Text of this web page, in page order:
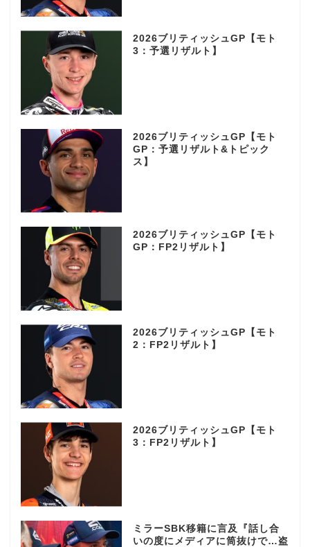
2026ブリティッシュGP【モト
3：予選リザルト】
2026ブリティッシュGP【モト
GP：予選リザルト&トピック
ス】
2026ブリティッシュGP【モト
GP：FP2リザルト】
2026ブリティッシュGP【モト
2：FP2リザルト】
2026ブリティッシュGP【モト
3：FP2リザルト】
ミラーSBK移籍に言及『話し合
いの度にメディアに筒抜けで…盗